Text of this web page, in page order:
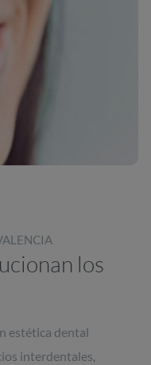
los
estética dental
interdentales,